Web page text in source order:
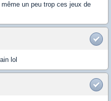
un peu trop ces jeux de
lol